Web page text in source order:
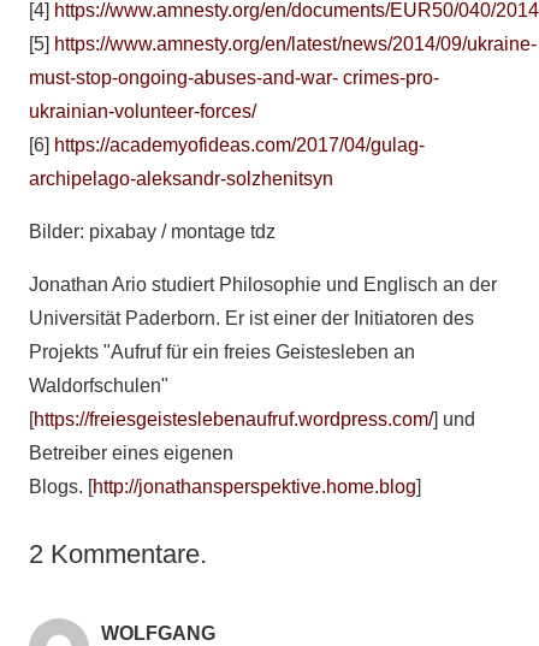
[4] https://www.amnesty.org/en/documents/EUR50/040/
[5] https://www.amnesty.org/en/latest/news/2014/09/ukraine-
must-stop-ongoing-abuses-and-war- crimes-pro-
ukrainian-volunteer-forces/
[6] https://academyofideas.com/2017/04/gulag-
archipelago-aleksandr-solzhenitsyn
Bilder: pixabay / montage tdz
Jonathan Ario studiert Philosophie und Englisch an der
Universität Paderborn. Er ist einer der Initiatoren des
Projekts "Aufruf für ein freies Geistesleben an
Waldorfschulen"
[https://freiesgeisteslebenaufruf.wordpress.com/] und
Betreiber eines eigenen
Blogs. [http://jonathansperspektive.home.blog]
2 Kommentare.
WOLFGANG